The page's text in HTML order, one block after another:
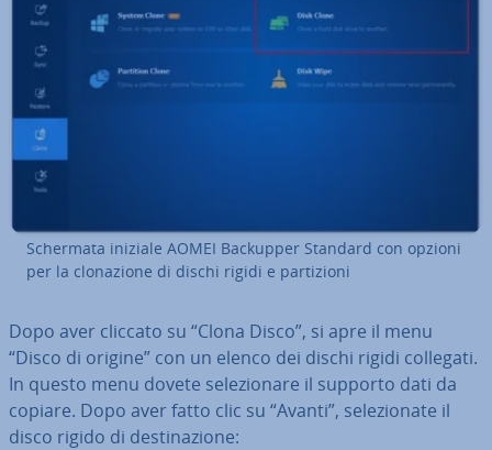
Schermata iniziale AOMEI Backupper Standard con opzioni
per la clo­na­zio­ne di dischi rigidi e par­ti­zio­ni
Dopo aver cliccato su “Clona Disco”, si apre il menu
“Disco di origine” con un elenco dei dischi rigidi collegati.
In questo menu dovete se­le­zio­na­re il supporto dati da
copiare. Dopo aver fatto clic su “Avanti”, se­le­zio­na­te il
disco rigido di de­sti­na­zio­ne: